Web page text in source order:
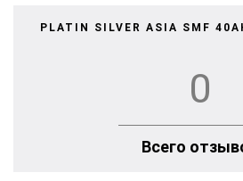
PLATIN SILVER ASIA SMF
0
Всего